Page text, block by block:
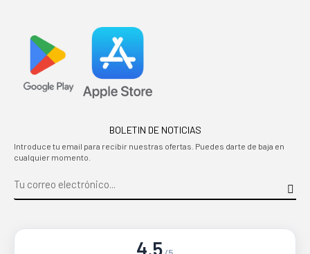
BOLETIN DE NOTICIAS
Introduce tu email para recibir nuestras ofertas. Puedes darte de baja en
cualquier momento.
4.5